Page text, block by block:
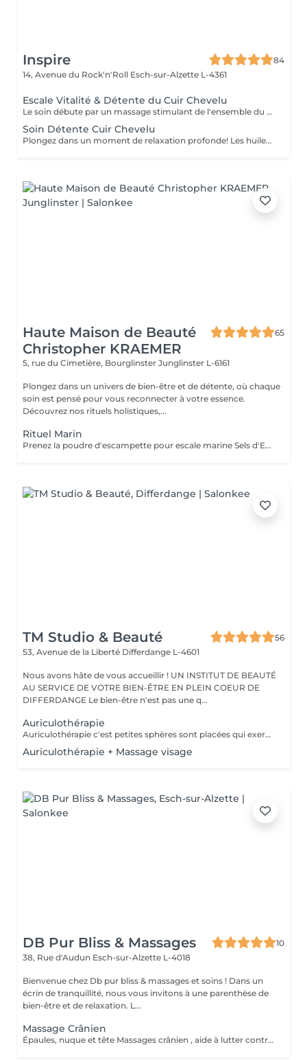
Inspire
84
14, Avenue du Rock'n'Roll Esch-sur-Alzette L-4361
Escale Vitalité & Détente du Cuir Chevelu
Le soin débute par un massage stimulant de l'ensemble du cuir chevelu afin d'activer la microcirculation et favoriser la vitalité du cheveu. Une huile botanique rafraîchissante est appliquée sur les racines pour purifier le cuir chevelu, apporter une agréable sensation de fraîcheur et contribuer à son équilibre naturel. Une seconde huile au Neem et Coco est ensuite travaillée sur les longueurs et les pointes afin de nourrir, assouplir et protéger la fibre capillaire face aux agressions estivales telles que le soleil, le vent ou les baignades. Les manuvres lentes, enveloppantes et répétitives procurent une profonde sensation de relâchement. Les tensions accumulées se dissipent progressivement tandis que le corps et l'esprit s'abandonnent à une détente profonde. Les cheveux retrouvent douceur, souplesse et éclat, tandis que le cuir chevelu bénéficie d'un véritable bain de fraîcheur. Une parenthèse de bien-être et de calme entre deux soirées terrasses au soleil !
Soin Détente Cuir Chevelu
Plongez dans un moment de relaxation profonde! Les huiles naturelles au Neem stimulent le cuir chevelu et la pousse des cheveux. Le massage de la tête, du cuir chevelu et de la nuque vous emporte dans un doux moment de détente.
Haute Maison de Beauté
Christopher KRAEMER
65
5, rue du Cimetière, Bourglinster Junglinster L-6161
Plongez dans un univers de bien-être et de détente, où chaque
soin est pensé pour vous reconnecter à votre essence.
Découvrez nos rituels holistiques,...
Rituel Marin
Prenez la poudre d'escampette pour escale marine Sels d'Epsom, algues, poudre de pierres précieuses, huiles essentielles de Lédon De Groenland, c'est tout un programme qui vous attend afin de vous reminéraliser, vous purifier mais aussi vous détendre et à la fois vous énergiser Véritable moment de relaxation complète. Sauna infrarouge, Massage shiatsu, bol d'air jacquier, douche. Onction du huiles précieuses, hammam crânien, facial et respiratoire, bains rythmés avec méditation guidée, exercices de sophrologie, shampooing, pose de masque et massage crânien, rituel de la cascade, rinçage à l'infusion de plantes qui clôture le soin. Le soin ne comprend pas le brushing
TM Studio & Beauté
56
53, Avenue de la Liberté Differdange L-4601
Nous avons hâte de vous accueillir ! UN INSTITUT DE BEAUTÉ
AU SERVICE DE VOTRE BIEN-ÊTRE EN PLEIN COEUR DE
DIFFERDANGE Le bien-être n'est pas une q...
Auriculothérapie
Auriculothérapie c'est petites sphères sont placées qui exercent une pression aux points réflexes de l'oreille. Ils peuvent aider à soulager la douleur, l'anxiété, le stress, inconfort, syndrome prémenstruel, entre autres
Auriculothérapie + Massage visage
DB Pur Bliss & Massages
10
38, Rue d'Audun Esch-sur-Alzette L-4018
Bienvenue chez Db pur bliss & massages et soins ! Dans un
écrin de tranquillité, nous vous invitons à une parenthèse de
bien-être et de relaxation. L...
Massage Crânien
Épaules, nuque et tête Massages crânien , aide à lutter contre les migraines , tensions et douleurs cervicales, tensions musculaire des trapèzes liées aux stress et mauvaises postures . Soûlage et détend et apaiser .